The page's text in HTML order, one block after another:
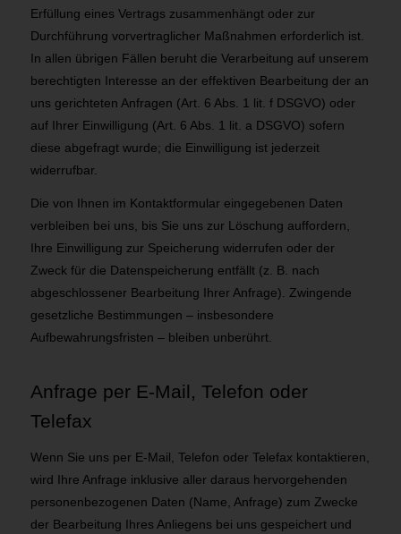
Erfüllung eines Vertrags zusammenhängt oder zur
Durchführung vorvertraglicher Maßnahmen erforderlich ist.
In allen übrigen Fällen beruht die Verarbeitung auf unserem
berechtigten Interesse an der effektiven Bearbeitung der an
uns gerichteten Anfragen (Art. 6 Abs. 1 lit. f DSGVO) oder
auf Ihrer Einwilligung (Art. 6 Abs. 1 lit. a DSGVO) sofern
diese abgefragt wurde; die Einwilligung ist jederzeit
widerrufbar.
Die von Ihnen im Kontaktformular eingegebenen Daten
verbleiben bei uns, bis Sie uns zur Löschung auffordern,
Ihre Einwilligung zur Speicherung widerrufen oder der
Zweck für die Datenspeicherung entfällt (z. B. nach
abgeschlossener Bearbeitung Ihrer Anfrage). Zwingende
gesetzliche Bestimmungen – insbesondere
Aufbewahrungsfristen – bleiben unberührt.
Anfrage per E-Mail, Telefon oder
Telefax
Wenn Sie uns per E-Mail, Telefon oder Telefax kontaktieren,
wird Ihre Anfrage inklusive aller daraus hervorgehenden
personenbezogenen Daten (Name, Anfrage) zum Zwecke
der Bearbeitung Ihres Anliegens bei uns gespeichert und